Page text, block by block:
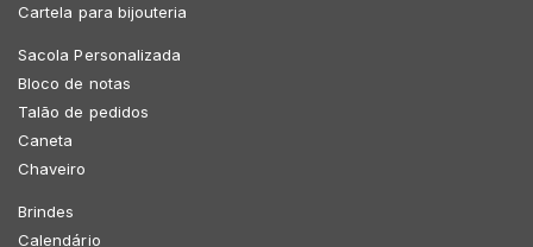
Cartela para bijouteria
Sacola Personalizada
Bloco de notas
Talão de pedidos
Caneta
Chaveiro
Brindes
Calendário